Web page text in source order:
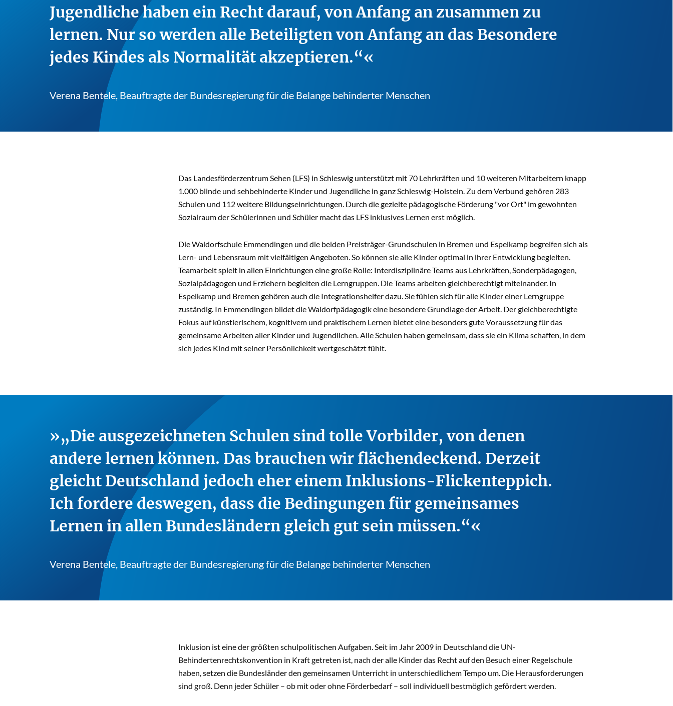
Jugendliche haben ein Recht darauf, von Anfang an zusammen zu
lernen. Nur so werden alle Beteiligten von Anfang an das Besondere
jedes Kindes als Normalität akzeptieren.“
Verena Bentele, Beauftragte der Bundesregierung für die Belange behinderter Menschen
Das Landesförderzentrum Sehen (LFS) in Schleswig unterstützt mit 70 Lehrkräften und 10 weiteren Mitarbeitern knapp
1.000 blinde und sehbehinderte Kinder und Jugendliche in ganz Schleswig-Holstein. Zu dem Verbund gehören 283
Schulen und 112 weitere Bildungseinrichtungen. Durch die gezielte pädagogische Förderung "vor Ort" im gewohnten
Sozialraum der Schülerinnen und Schüler macht das LFS inklusives Lernen erst möglich.
Die Waldorfschule Emmendingen und die beiden Preisträger-Grundschulen in Bremen und Espelkamp begreifen sich als
Lern- und Lebensraum mit vielfältigen Angeboten. So können sie alle Kinder optimal in ihrer Entwicklung begleiten.
Teamarbeit spielt in allen Einrichtungen eine große Rolle: Interdisziplinäre Teams aus Lehrkräften, Sonderpädagogen,
Sozialpädagogen und Erziehern begleiten die Lerngruppen. Die Teams arbeiten gleichberechtigt miteinander. In
Espelkamp und Bremen gehören auch die Integrationshelfer dazu. Sie fühlen sich für alle Kinder einer Lerngruppe
zuständig. In Emmendingen bildet die Waldorfpädagogik eine besondere Grundlage der Arbeit. Der gleichberechtigte
Fokus auf künstlerischem, kognitivem und praktischem Lernen bietet eine besonders gute Voraussetzung für das
gemeinsame Arbeiten aller Kinder und Jugendlichen. Alle Schulen haben gemeinsam, dass sie ein Klima schaffen, in dem
sich jedes Kind mit seiner Persönlichkeit wertgeschätzt fühlt.
„Die ausgezeichneten Schulen sind tolle Vorbilder, von denen
andere lernen können. Das brauchen wir flächendeckend. Derzeit
gleicht Deutschland jedoch eher einem Inklusions-Flickenteppich.
Ich fordere deswegen, dass die Bedingungen für gemeinsames
Lernen in allen Bundesländern gleich gut sein müssen.“
Verena Bentele, Beauftragte der Bundesregierung für die Belange behinderter Menschen
Inklusion ist eine der größten schulpolitischen Aufgaben. Seit im Jahr 2009 in Deutschland die UN-
Behindertenrechtskonvention in Kraft getreten ist, nach der alle Kinder das Recht auf den Besuch einer Regelschule
haben, setzen die Bundesländer den gemeinsamen Unterricht in unterschiedlichem Tempo um. Die Herausforderungen
sind groß. Denn jeder Schüler – ob mit oder ohne Förderbedarf – soll individuell bestmöglich gefördert werden.